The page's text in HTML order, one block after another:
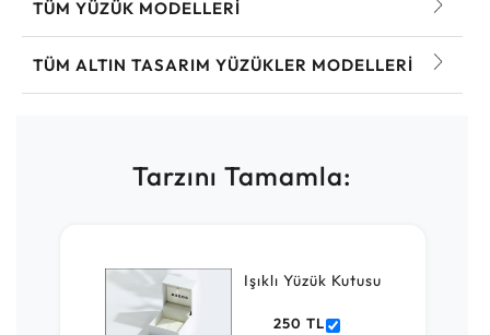
TÜM YÜZÜK MODELLERI
TÜM ALTIN TASARIM YÜZÜKLER MODELLERI
Tarzını Tamamla:
Işıklı Yüzük Kutusu
250 TL